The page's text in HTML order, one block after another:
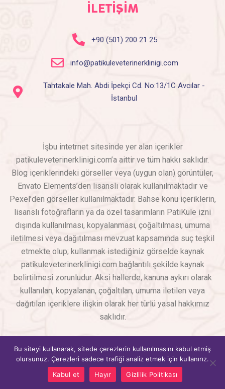
İLETİŞİM
+90 (501) 200 21 25
info@patikuleveterinerklinigi.com
Tahtakale Mah. Abdi İpekçi Cd. No:13/1C Avcılar -
İstanbul
İşbu intetrnet sitesinde yer alan içerikler
patikuleveterinerklinigi.com’a aittir ve tüm hakkı saklıdır.
Blog içeriklerindeki görseller veya (uygun olan) görüntüler,
Envato Elements’den lisanslı olarak kullanılmaktadır ve
Pexel’den görseller kullanılmaktadır. Bahse konu içeriklerin,
lisanslı fotoğrafların ya da özel tasarımların PatiKule izni
dışında kullanılması, kopyalanması, çoğaltılması, umuma
iletilmesi veya dağıtılması mevzuat kapsamında suç teşkil
etmekte olup; kullanmak istediğiniz görselde kaynak
patikuleveterinerklinigi.com bağlantılı şekilde kaynak
belirtilmesi zorunludur. Aksi hallerde, kanuna aykırı olarak
kullanılan, kopyalanan, çoğaltılan, umuma iletilen veya
dağıtılan içeriklere ilişkin olarak her türlü yasal hakkımız
saklıdır.
Saklıdır
SEO & Web Tasarım – WebAdHere
Bu siteyi kullanarak, sitede çerezlerin kullanılmasını kabul etmiş
olursunuz. Çerezleri sadece trafiği analiz etmek için kullanırız.
Kabul et
Hayır Gizlilik Politikası
Hızlı İletişim
OPEN CHATY